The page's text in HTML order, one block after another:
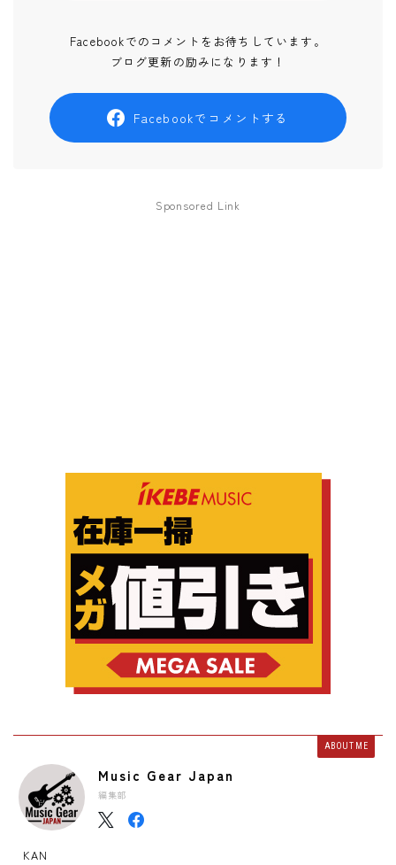
Facebookでのコメントをお待ちしています。
ブログ更新の励みになります！
Facebookでコメントする
Sponsored Link
ABOUT ME
Music Gear Japan
編集部
KAN